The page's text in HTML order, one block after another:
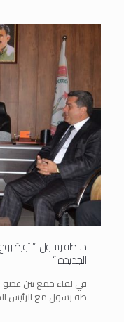
د. طه رسول: ” ثورة روج
الجديدة “
طه رسول مع الرئيس